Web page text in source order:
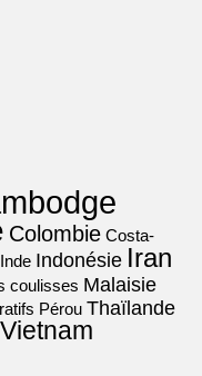
Colombie Costa-
Inde Indonésie Iran
coulisses Malaisie
Pérou Thaïlande
Vietnam